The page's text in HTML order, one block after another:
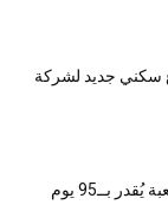
سكني جديد لشركة
احتياطي تونس من العملة الصعبة يُقدر بــ95 يوم